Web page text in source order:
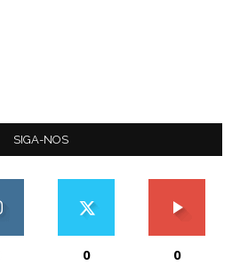
SIGA-NOS
0 0